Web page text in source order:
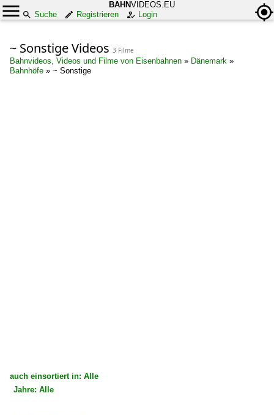
BAHNVIDEOS.EU
Suche
Registrieren Login
~ Sonstige Videos 3 Filme
Bahnvideos, Videos und Filme von Eisenbahnen » Dänemark »
Bahnhöfe » ~ Sonstige
auch einsortiert in: Alle
Jahre: Alle